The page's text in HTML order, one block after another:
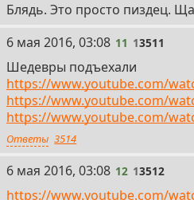
Блядь. Это просто пиздец.
11
6 мая 2016, 03:08 11 13511
Шедевры подъехали
https://www.youtube.com/
https://www.youtube.com/
https://www.youtube.com/
Ответы 3514
12
6 мая 2016, 03:08 12 13512
https://www.youtube.com/